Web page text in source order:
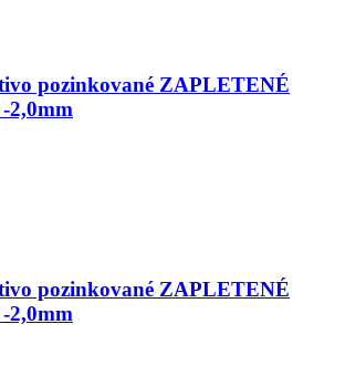
pozinkované ZAPLETENÉ
2,0mm
pozinkované ZAPLETENÉ
2,0mm